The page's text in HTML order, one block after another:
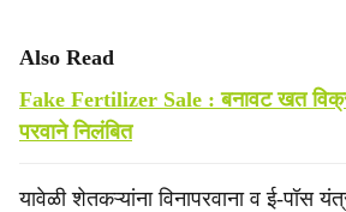
Also Read
Fake Fertilizer Sale : बनावट खत
परवाने निलंबित
यावेळी शेतकऱ्यांना विनापरवाना व ई-पॉस